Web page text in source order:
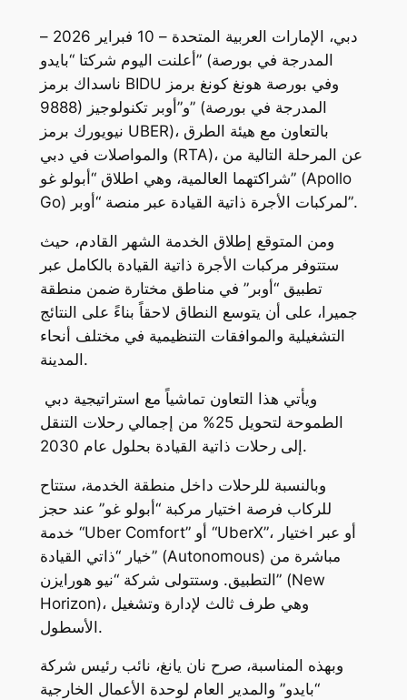
دبي، الإمارات العربية المتحدة – 10 فبراير 2026 –
أعلنت اليوم شركتا “بايدو” (المدرجة في بورصة
ناسداك برمز BIDU وفي بورصة هونغ كونغ برمز
9888) و”أوبر تكنولوجيز” (المدرجة في بورصة
نيويورك برمز UBER)، بالتعاون مع هيئة الطرق
والمواصلات في دبي (RTA)، عن المرحلة التالية من
شراكتهما العالمية، وهي اطلاق “أبولو غو” (Apollo
Go) لمركبات الأجرة ذاتية القيادة عبر منصة “أوبر”.
ومن المتوقع إطلاق الخدمة الشهر القادم، حيث
ستتوفر مركبات الأجرة ذاتية القيادة بالكامل عبر
تطبيق “أوبر” في مناطق مختارة ضمن منطقة
جميرا، على أن يتوسع النطاق لاحقاً بناءً على النتائج
التشغيلية والموافقات التنظيمية في مختلف أنحاء
المدينة.
الطموحة لتحويل 25% من إجمالي رحلات التنقل
إلى رحلات ذاتية القيادة بحلول عام 2030.
وبالنسبة للرحلات داخل منطقة الخدمة، ستتاح
للركاب فرصة اختيار مركبة “أبولو غو” عند حجز
خدمة “Uber Comfort” أو “UberX”، أو عبر اختيار
خيار “ذاتي القيادة” (Autonomous) مباشرة من
التطبيق. وستتولى شركة “نيو هورايزن” (New
Horizon)، وهي طرف ثالث لإدارة وتشغيل
الأسطول.
وبهذه المناسبة، صرح نان يانغ، نائب رئيس شركة
“بايدو” والمدير العام لوحدة الأعمال الخارجية